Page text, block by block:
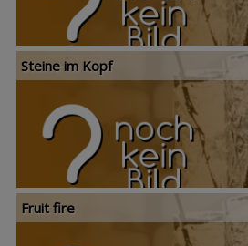
Steine im Kopf
Fruit fire